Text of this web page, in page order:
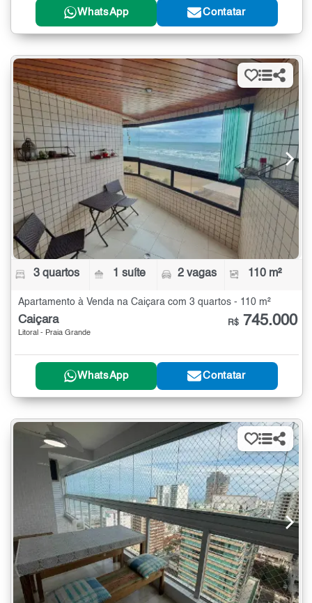
WhatsApp Contatar
3 quartos 1 suíte 2 vagas 110 m²
Apartamento à Venda na Caiçara com 3 quartos - 110 m²
Caiçara
Litoral - Praia Grande
R$ 745.000
WhatsApp Contatar